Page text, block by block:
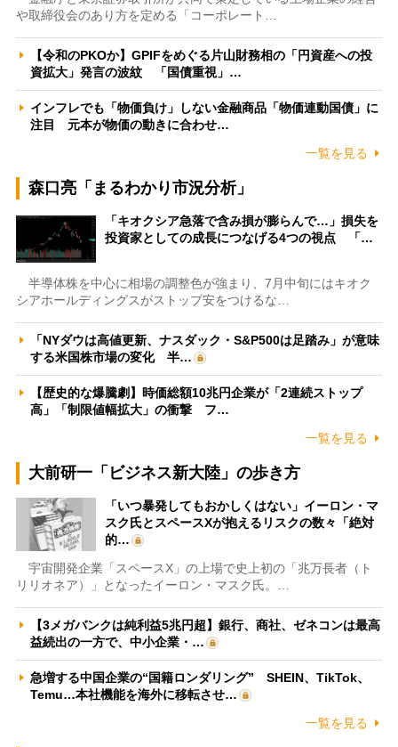
や取締役会のあり方を定める「コーポレート…
【令和のPKOか】GPIFをめぐる片山財務相の「円資産への投
資拡大」発言の波紋 「国債重視」…
インフレでも「物価負け」しない金融商品「物価連動国債」に
注目 元本が物価の動きに合わせ…
一覧を見る
森口亮「まるわかり市況分析」
「キオクシア急落で含み損が膨らんで…」損失を
投資家としての成長につなげる4つの視点 「…
半導体株を中心に相場の調整色が強まり、7月中旬にはキオク
シアホールディングスがストップ安をつけるな…
「NYダウは高値更新、ナスダック・S&P500は足踏み」が意味
する米国株市場の変化 半…
【歴史的な爆騰劇】時価総額10兆円企業が「2連続ストップ
高」「制限値幅拡大」の衝撃 フ…
一覧を見る
大前研一「ビジネス新大陸」の歩き方
「いつ暴発してもおかしくはない」イーロン・マ
スク氏とスペースXが抱えるリスクの数々「絶対
的…
宇宙開発企業「スペースX」の上場で史上初の「兆万長者（ト
リリオネア）」となったイーロン・マスク氏。…
【3メガバンクは純利益5兆円超】銀行、商社、ゼネコンは最高
益続出の一方で、中小企業・…
急増する中国企業の“国籍ロンダリング” SHEIN、TikTok、
Temu…本社機能を海外に移転させ…
一覧を見る